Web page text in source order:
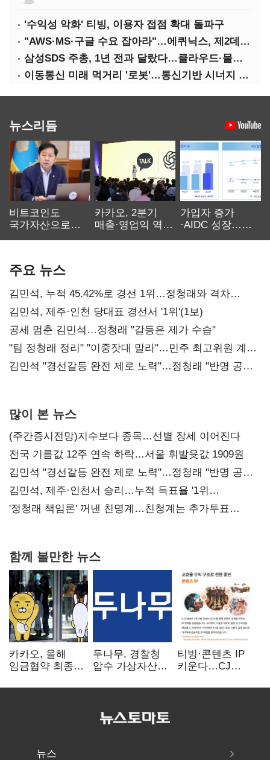
'수익성 악화' 티빙, 이용자 접점 확대 돌파구
"AWS·MS·구글 수요 잡아라"…에퀴닉스, 제2데이터센터 건립 속도
삼성SDS 주총, 1년 전과 달랐다…클라우드·물류에 '올인'
이동통신 미래 먹거리 '로봇'…통신기반 시너지 기대
뉴스리듬
비트코인도
국가자산으로…'
카카오, 2분기
매출·영업익 역대
가입자 증가
·AIDC 성장…
주요 뉴스
김민석, 누적 45.42%로 경선 1위…정청래와 격차
0.86%p(2보)
김민석, 제주·인천 당대표 경선서 '1위'(1보)
공세 멈춘 김민석…정청래 "갈등은 제가 수습"
"팀 정청래 정리" "이중잣대 말라"…민주 최고위원 계파
다툼 격화
김민석 "경선갈등 완전 제로 노력"…정청래 "반명 공세
많이 본 뉴스
(주간증시전망)지수보다 종목…선별 장세 이어진다
전국 기름값 12주 연속 하락…서울 휘발윳값 1909원
김민석 "경선갈등 완전 제로 노력"…정청래 "반명 공세
사과부터"
김민석, 제주·인천서 승리…누적 득표율 '1위
탈환'(종합)
'정청래 책임론' 꺼낸 친명계…친청계는 추가투표
함께 볼만한 뉴스
카카오, 올해
임금협약 최종
인상·격려금
두나무, 경찰청
압수 가상자산
커스터디 사업
티빙·콘텐츠 IP
키운다…CJ
글로벌 확장 가속
뉴스